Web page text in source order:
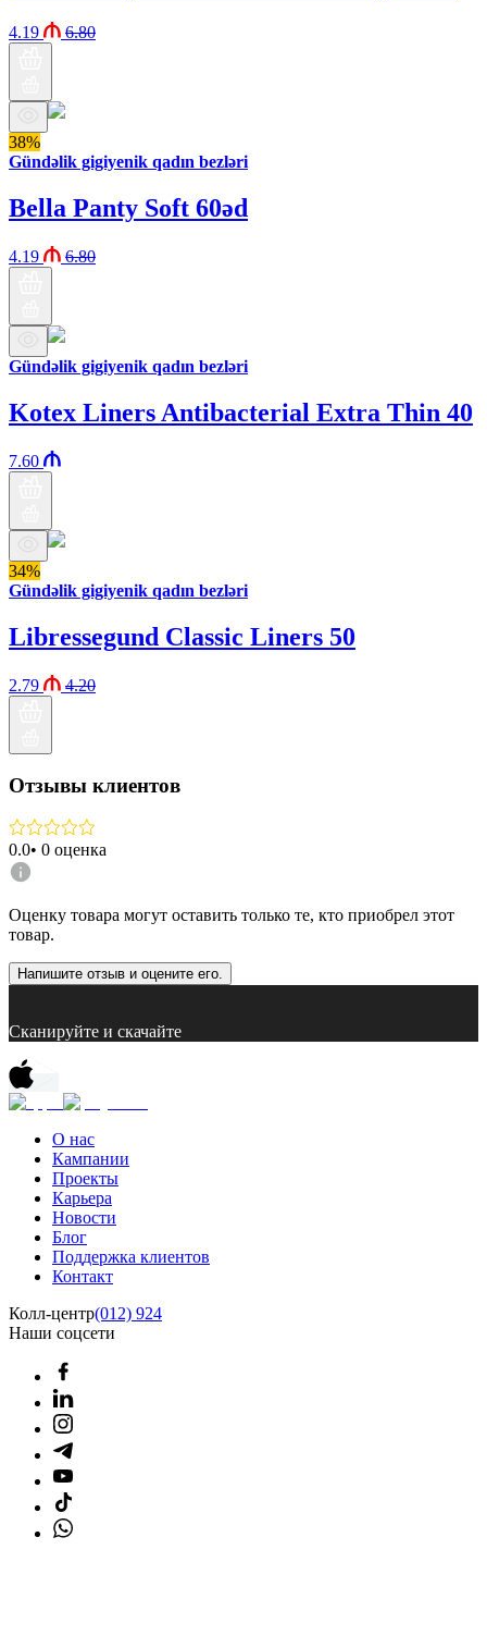
4.19 6.80
38%
Gündəlik gigiyenik qadın bezləri
Bella Panty Soft 60əd
4.19 6.80
Gündəlik gigiyenik qadın bezləri
Kotex Liners Antibacterial Extra Thin 40
7.60
34%
Gündəlik gigiyenik qadın bezləri
Libressegund Classic Liners 50
2.79 4.20
Отзывы клиентов
0.0• 0 оценка
Оценку товара могут оставить только те, кто приобрел этот
товар.
Напишите отзыв и оцените его.
Сканируйте и скачайте
О нас
Кампании
Проекты
Карьера
Новости
Блог
Поддержка клиентов
Контакт
Колл-центр(012) 924
Наши соцсети